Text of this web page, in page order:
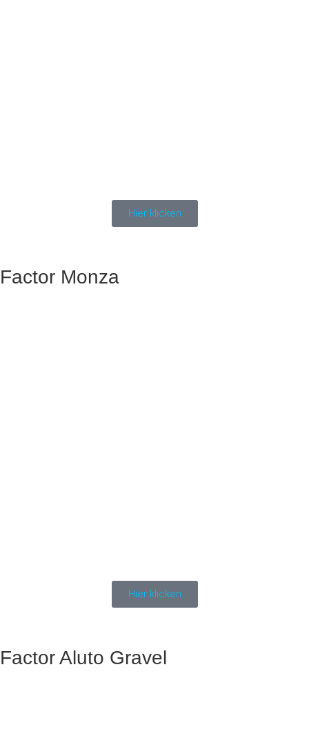
Hier klicken
Factor Monza
Hier klicken
Factor Aluto Gravel